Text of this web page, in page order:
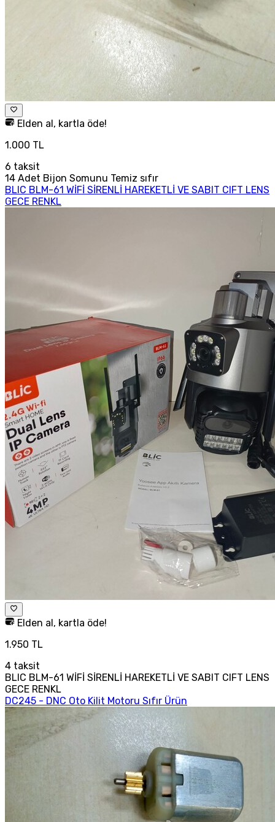
Elden al, kartla öde!
1.000 TL
6 taksit
14 Adet Bijon Somunu Temiz sıfır
BLIC BLM-61 WİFİ SİRENLİ HAREKETLİ VE SABIT CIFT LENS
GECE RENKL
Elden al, kartla öde!
1.950 TL
4 taksit
BLIC BLM-61 WİFİ SİRENLİ HAREKETLİ VE SABIT CIFT LENS
GECE RENKL
DC245 - DNC Oto Kilit Motoru Sıfır Ürün